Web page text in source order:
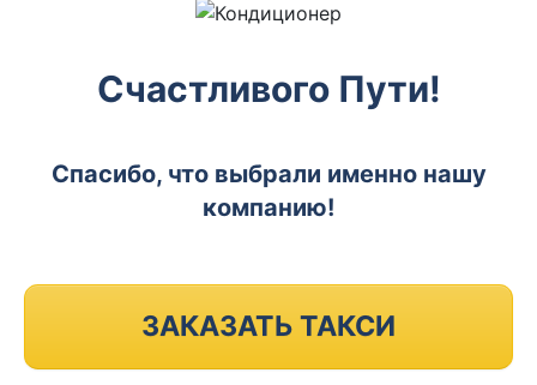
Счастливого Пути!
Спасибо, что выбрали именно нашу
компанию!
ЗАКАЗАТЬ ТАКСИ